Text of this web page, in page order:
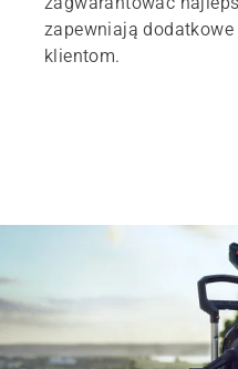
zapewniają
klientom.